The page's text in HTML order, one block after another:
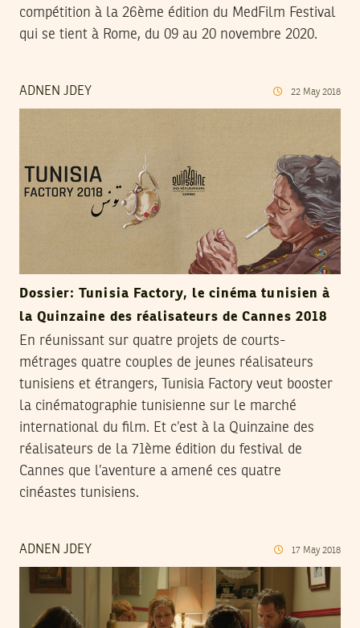
compétition à la 26ème édition du MedFilm Festival
qui se tient à Rome, du 09 au 20 novembre 2020.
ADNEN JDEY 22 May 2018
Dossier: Tunisia Factory, le cinéma tunisien à
la Quinzaine des réalisateurs de Cannes 2018
En réunissant sur quatre projets de courts-
métrages quatre couples de jeunes réalisateurs
tunisiens et étrangers, Tunisia Factory veut booster
la cinématographie tunisienne sur le marché
international du film. Et c’est à la Quinzaine des
réalisateurs de la 71ème édition du festival de
Cannes que l’aventure a amené ces quatre
cinéastes tunisiens.
ADNEN JDEY 17 May 2018